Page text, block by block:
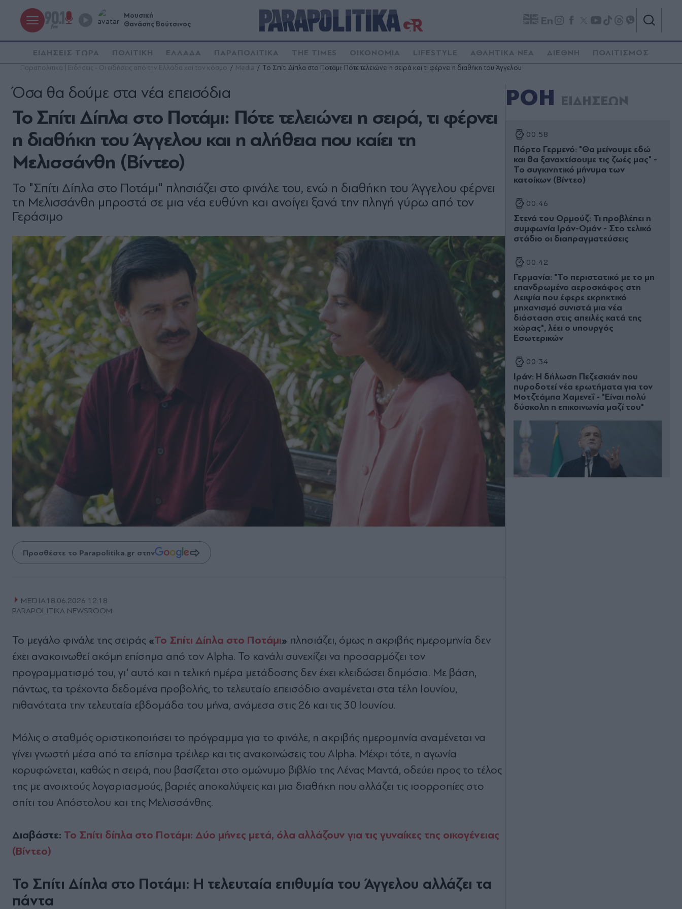
Μουσική
Θανάσης Βούτσινος
En
ΕΙΔΗΣΕΙΣ ΤΩΡΑ ΠΟΛΙΤΙΚΗ ΕΛΛΑΔΑ ΠΑΡΑΠΟΛΙΤΙΚΑ THE TIMES ΟΙΚΟΝΟΜΙΑ LIFESTYLE ΑΘΛΗΤΙΚΑ ΝΕΑ ΔΙΕΘΝΗ ΠΟΛΙΤΙΣΜΟΣ
Παραπολιτικά | Ειδήσεις - Οι ειδήσεις από την Ελλάδα και τον κόσμο Media Το Σπίτι Δίπλα στο Ποτάμι: Πότε τελειώνει η σειρά και τι φέρνει η διαθήκη του Άγγελου
Το Σπίτι Δίπλα στο Ποτάμι: Πότε τελειώνει η σειρά, τι φέρνει
η διαθήκη του Άγγελου και η αλήθεια που καίει τη
Μελισσάνθη (Βίντεο)
Όσα θα δούμε στα νέα επεισόδια
Το "Σπίτι Δίπλα στο Ποτάμι" πλησιάζει στο φινάλε του, ενώ η διαθήκη του Άγγελου φέρνει
τη Μελισσάνθη μπροστά σε μια νέα ευθύνη και ανοίγει ξανά την πληγή γύρω από τον
Γεράσιμο
Προσθέστε το Parapolitika.gr στην
MEDIA18.06.2026 12:18
PARAPOLITIKA NEWSROOM
Το μεγάλο φινάλε της σειράς «Το Σπίτι Δίπλα στο Ποτάμι» πλησιάζει, όμως η ακριβής ημερομηνία δεν
έχει ανακοινωθεί ακόμη επίσημα από τον Alpha. Το κανάλι συνεχίζει να προσαρμόζει τον
προγραμματισμό του, γι' αυτό και η τελική ημέρα μετάδοσης δεν έχει κλειδώσει δημόσια. Με βάση,
πάντως, τα τρέχοντα δεδομένα προβολής, το τελευταίο επεισόδιο αναμένεται στα τέλη Ιουνίου,
πιθανότατα την τελευταία εβδομάδα του μήνα, ανάμεσα στις 26 και τις 30 Ιουνίου.
Μόλις ο σταθμός οριστικοποιήσει το πρόγραμμα για το φινάλε, η ακριβής ημερομηνία αναμένεται να
γίνει γνωστή μέσα από τα επίσημα τρέιλερ και τις ανακοινώσεις του Alpha. Μέχρι τότε, η αγωνία
κορυφώνεται, καθώς η σειρά, που βασίζεται στο ομώνυμο βιβλίο της Λένας Μαντά, οδεύει προς το τέλος
της με ανοιχτούς λογαριασμούς, βαριές αποκαλύψεις και μια διαθήκη που αλλάζει τις ισορροπίες στο
σπίτι του Απόστολου και της Μελισσάνθης.
Διαβάστε: Το Σπίτι δίπλα στο Ποτάμι: Δύο μήνες μετά, όλα αλλάζουν για τις γυναίκες της οικογένειας
(Βίντεο)
Το Σπίτι Δίπλα στο Ποτάμι: Η τελευταία επιθυμία του Άγγελου αλλάζει τα
πάντα
ΡΟΗ ΕΙΔΗΣΕΩΝ
00:58
Πόρτο Γερμενό: "Θα μείνουμε εδώ
και θα ξαναχτίσουμε τις ζωές μας" -
Το συγκινητικό μήνυμα των
κατοίκων (Βίντεο)
00:46
Στενά του Ορμούζ: Τι προβλέπει η
συμφωνία Ιράν-Ομάν - Στο τελικό
στάδιο οι διαπραγματεύσεις
00:42
Γερμανία: "Το περιστατικό με το μη
επανδρωμένο αεροσκάφος στη
Λειψία που έφερε εκρηκτικό
μηχανισμό συνιστά μια νέα
διάσταση στις απειλές κατά της
χώρας", λέει ο υπουργός
Εσωτερικών
00:34
Ιράν: Η δήλωση Πεζεσκιάν που
πυροδοτεί νέα ερωτήματα για τον
Μοτζτάμπα Χαμενεΐ - "Είναι πολύ
δύσκολη η επικοινωνία μαζί του"